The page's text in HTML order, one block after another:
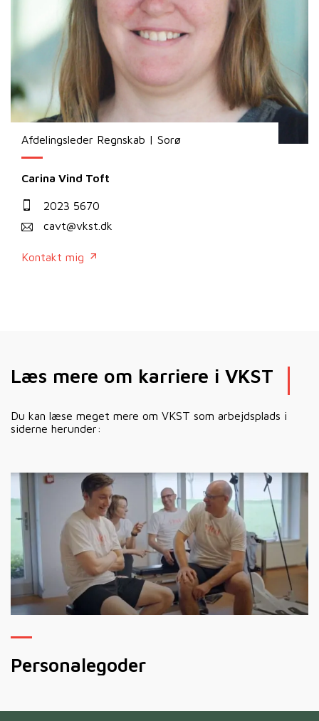
Afdelingsleder Regnskab | Sorø
Carina Vind Toft
2023 5670
cavt@vkst.dk
Kontakt mig
Læs mere om karriere i VKST
Du kan læse meget mere om VKST som arbejdsplads i
siderne herunder:
Personalegoder